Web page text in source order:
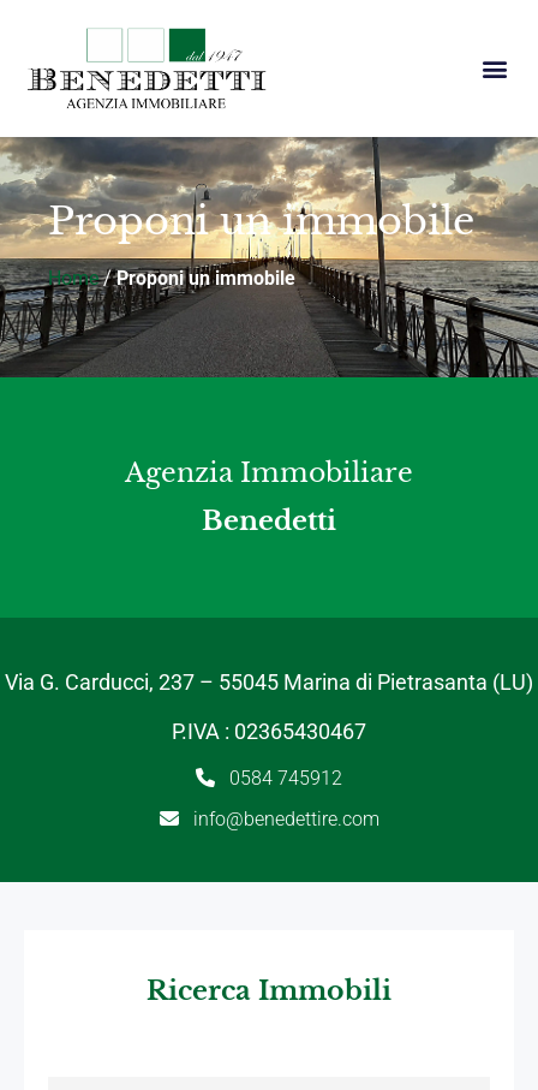
Proponi un immobile
Home/Proponi un immobile
Agenzia Immobiliare
Benedetti
Via G. Carducci, 237 – 55045 Marina di Pietrasanta (LU)
P.IVA : 02365430467
0584 745912
info@benedettire.com
Ricerca Immobili